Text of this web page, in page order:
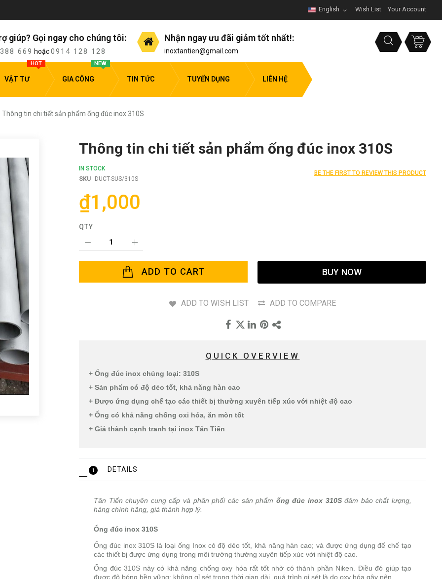
Wish List Your Account
English
giúp? Gọi ngay cho chúng tôi:
669 hoặc0914 128 128
Nhận ngay ưu đãi giảm tốt nhất!:
inoxtantien@gmail.com
VẬT TƯ
HOT
GIA CÔNG
NEW
TIN TỨC TUYỂN DỤNG LIÊN HỆ
Thông tin chi tiết sản phẩm ống đúc inox 310S
Thông tin chi tiết sản phẩm ống đúc inox 310S
IN STOCK
SKU
DUCT-SUS/310S
BE THE FIRST TO REVIEW THIS PRODUCT
₫1,000
QTY
ADD TO CART BUY NOW
ADD TO WISH LIST ADD TO COMPARE
QUICK OVERVIEW
+ Ống đúc inox chủng loại: 310S
+ Sản phẩm có độ dẻo tốt, khả năng hàn cao
+ Được ứng dụng chế tạo các thiết bị thường xuyên tiếp xúc với nhiệt độ cao
+ Ống có khả năng chống oxi hóa, ăn mòn tốt
+ Giá thành cạnh tranh tại inox Tân Tiến
1 DETAILS
Tân Tiến chuyên cung cấp và phân phối các sản phẩm ống đúc inox 310Sđảm bảo chất lượng,
hàng chính hãng, giá thành hợp lý.
Ống đúc inox 310S
Ống đúc inox 310S là loại ống Inox có độ dẻo tốt, khả năng hàn cao; và được ứng dụng để chế tạo
các thiết bị được ứng dụng trong môi trường thường xuyên tiếp xúc với nhiệt độ cao.
Ống đúc 310S này có khả năng chống oxy hóa rất tốt nhờ có thành phần Niken. Điều đó giúp tạo
được độ bóng bền vững; không gỉ sét trong thời gian dài, quá trình gỉ sét là do oxy hóa gây nên.